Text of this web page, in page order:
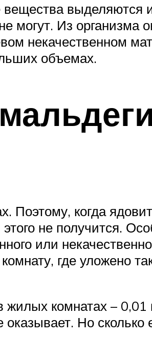
выделяются
могут. Из организма
некачественном
объемах.
Поэтому, когда
не получится.
или
где уложено
жилых комнатах –
Но